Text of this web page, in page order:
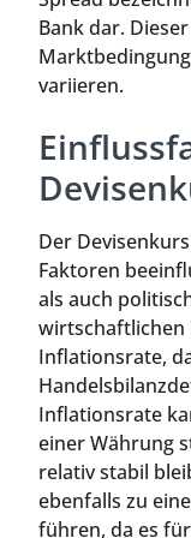
Bank dar.
variieren.
Der
Faktoren
als auch
wirtschaftlichen
Inflationsrate,
Inflationsrate
einer Währung
relativ stabil
ebenfalls zu
führen, da es